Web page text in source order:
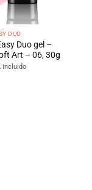
DUO
Duo gel –
Art – 06, 30g
incluido